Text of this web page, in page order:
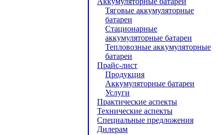
Тяговые аккумуляторные
батареи
Стационарные
аккумуляторные батареи
Тепловозные аккумуляторные
батареи
Прайс-лист
Продукция
Аккумуляторные батареи
Услуги
Практические аспекты
Технические аспекты
Специальные предложения
Дилерам